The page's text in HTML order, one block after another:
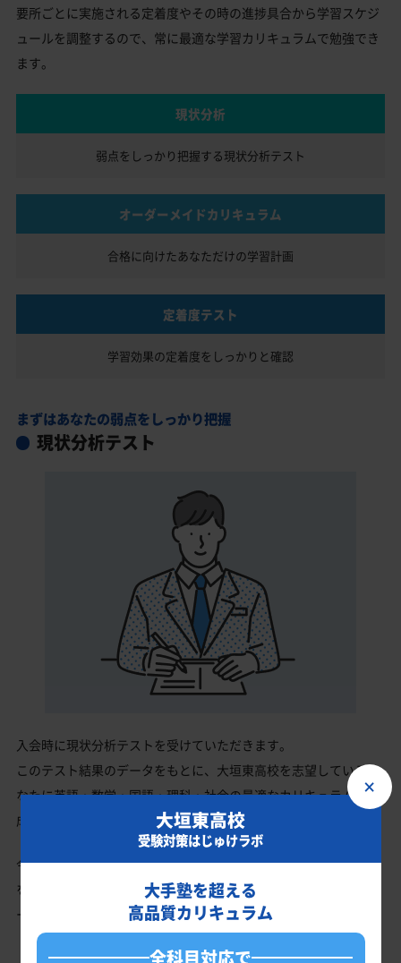
要所ごとに実施される定着度やその時の進捗具合から学習スケジ
ュールを調整するので、常に最適な学習カリキュラムで勉強でき
ます。
現状分析
弱点をしっかり把握する現状分析テスト
オーダーメイドカリキュラム
合格に向けたあなただけの学習計画
定着度テスト
学習効果の定着度を しっかりと確認
まずはあなたの弱点をしっかり把握
現状分析テスト
入会時に現状分析テストを受けていただきます。
このテスト結果のデータをもとに、大垣東高校を志望しているあ
なたに英語・数学・国語・理科・社会の最適なカリキュラムを作
成します。
今の成績・偏差値から大垣東高校の入試で確実に合格最低点以上
を取る、余裕を持って合格点を取るための勉強法、学習スケジュ
ールを明確にします。
×
大垣東高校
受験対策はじゅけラボ
大手塾を超える
高品質カリキュラム
全科目対応で